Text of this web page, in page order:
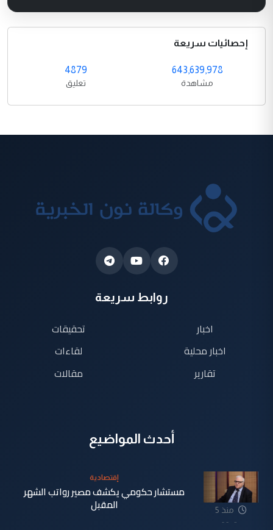
إحصائيات سريعة
643,639,978
مشاهدة
4879
تعليق
روابط سريعة
اخبار
اخبار محلية
تقارير
تحقيقات
لقاءات
مقالات
أحدث المواضيع
منذ 5
دقيقة
إقتصادية
مستشار حكومي يكشف مصير رواتب الشهر
المقبل